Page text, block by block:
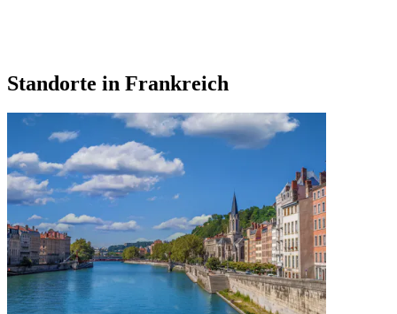
Standorte in Frankreich